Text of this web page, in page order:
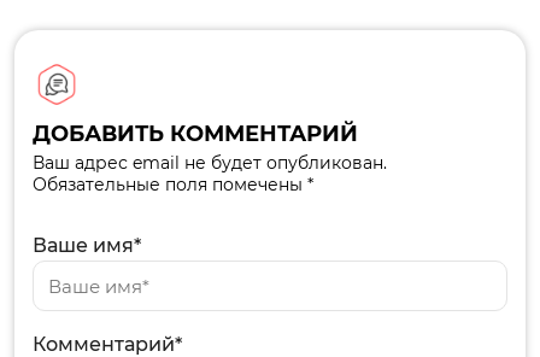
ДОБАВИТЬ КОММЕНТАРИЙ
Ваш адрес email не будет опубликован.
Обязательные поля помечены *
Комментарий*
Ваше имя*